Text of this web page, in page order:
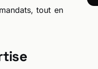
tout en